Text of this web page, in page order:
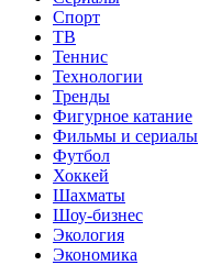
Спорт
ТВ
Теннис
Технологии
Тренды
Фигурное катание
Фильмы и сериалы
Футбол
Хоккей
Шахматы
Шоу-бизнес
Экология
Экономика